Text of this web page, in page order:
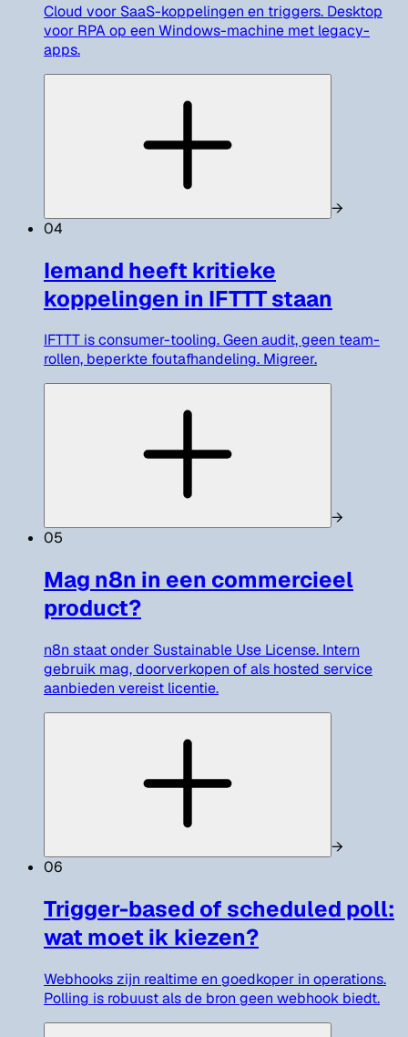
Cloud voor SaaS-koppelingen en triggers. Desktop
voor RPA op een Windows-machine met legacy-
apps.
→
04
Iemand heeft kritieke
koppelingen in IFTTT staan
IFTTT is consumer-tooling. Geen audit, geen team-
rollen, beperkte foutafhandeling. Migreer.
→
05
Mag n8n in een commercieel
product?
n8n staat onder Sustainable Use License. Intern
gebruik mag, doorverkopen of als hosted service
aanbieden vereist licentie.
→
06
Trigger-based of scheduled poll:
wat moet ik kiezen?
Webhooks zijn realtime en goedkoper in operations.
Polling is robuust als de bron geen webhook biedt.